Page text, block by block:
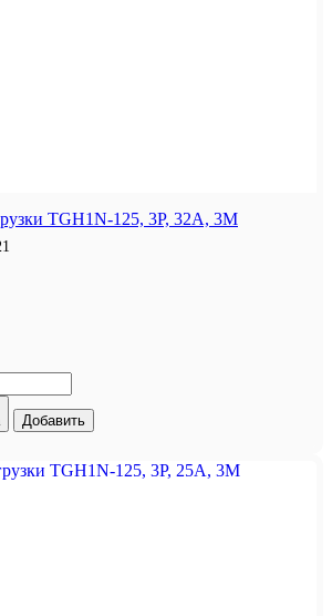
TGH1N-125, 3P, 32A, 3M
Добавить